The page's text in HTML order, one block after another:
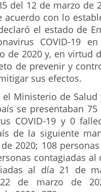
del 12 de marzo de
acuerdo con lo
el estado de
COVID-19
de 2020 y, en virtud
de prevenir y
sus efectos.
Ministerio de Salud
se presentaban 75
COVID-19 y 0
de la siguiente
2020; 108
contagiadas
al día 21 de
de marzo de